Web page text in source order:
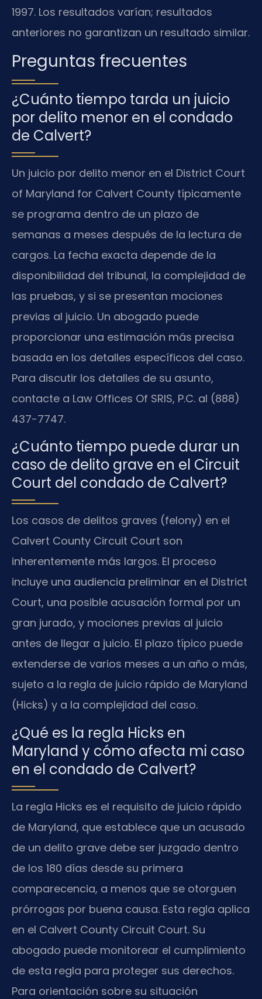
1997. Los resultados varían; resultados
anteriores no garantizan un resultado similar.
Preguntas frecuentes
¿Cuánto tiempo tarda un juicio
por delito menor en el condado
de Calvert?
Un juicio por delito menor en el District Court
of Maryland for Calvert County típicamente
se programa dentro de un plazo de
semanas a meses después de la lectura de
cargos. La fecha exacta depende de la
disponibilidad del tribunal, la complejidad de
las pruebas, y si se presentan mociones
previas al juicio. Un abogado puede
proporcionar una estimación más precisa
basada en los detalles específicos del caso.
Para discutir los detalles de su asunto,
contacte a Law Offices Of SRIS, P.C. al (888)
437-7747.
¿Cuánto tiempo puede durar un
caso de delito grave en el Circuit
Court del condado de Calvert?
Los casos de delitos graves (felony) en el
Calvert County Circuit Court son
inherentemente más largos. El proceso
incluye una audiencia preliminar en el District
Court, una posible acusación formal por un
gran jurado, y mociones previas al juicio
antes de llegar a juicio. El plazo típico puede
extenderse de varios meses a un año o más,
sujeto a la regla de juicio rápido de Maryland
(Hicks) y a la complejidad del caso.
¿Qué es la regla Hicks en
Maryland y cómo afecta mi caso
en el condado de Calvert?
La regla Hicks es el requisito de juicio rápido
de Maryland, que establece que un acusado
de un delito grave debe ser juzgado dentro
de los 180 días desde su primera
comparecencia, a menos que se otorguen
prórrogas por buena causa. Esta regla aplica
en el Calvert County Circuit Court. Su
abogado puede monitorear el cumplimiento
de esta regla para proteger sus derechos.
Para orientación sobre su situación